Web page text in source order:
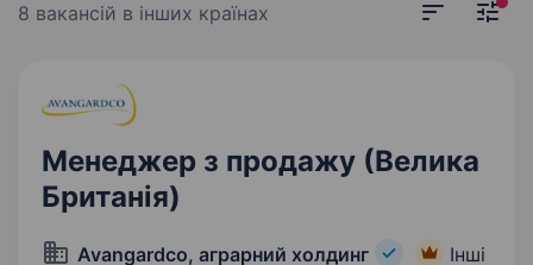
8 вакансій в інших країнах
Менеджер з продажу (Велика
Британія)
Avangardco, аграрний холдинг
Інші